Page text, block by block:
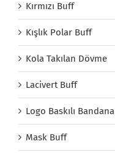
Kırmızı Buff
Kışlık Polar Buff
Kola Takılan Dövme
Lacivert Buff
Logo Baskılı Bandana
Mask Buff